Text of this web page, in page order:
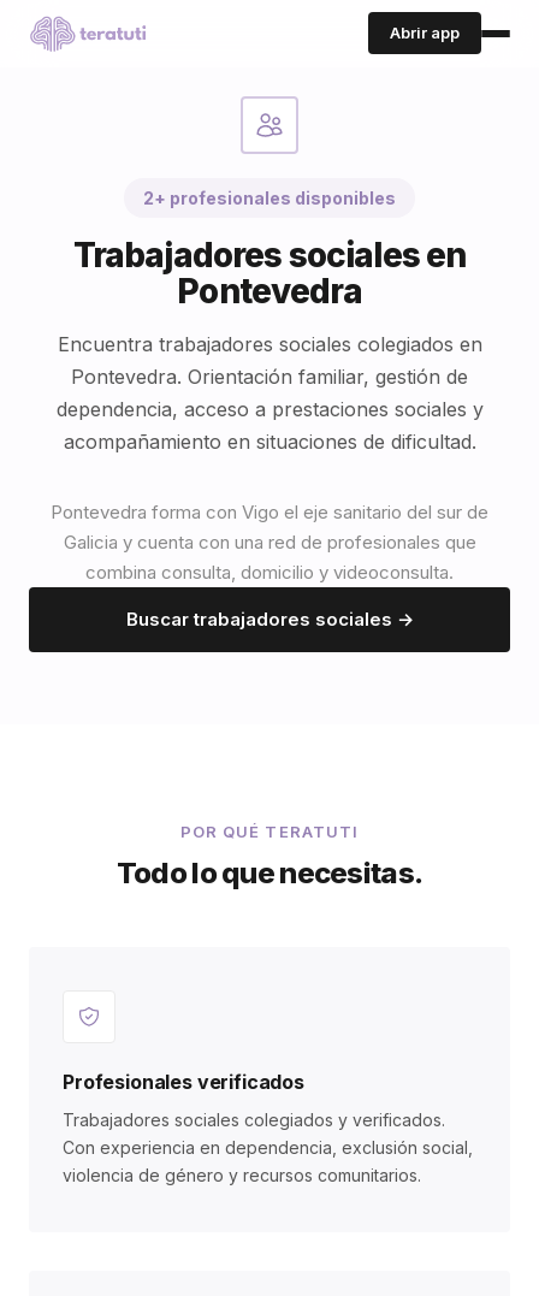
Abrir app
2+ profesionales disponibles
Trabajadores sociales en
Pontevedra
Encuentra trabajadores sociales colegiados en
Pontevedra. Orientación familiar, gestión de
dependencia, acceso a prestaciones sociales y
acompañamiento en situaciones de dificultad.
Pontevedra forma con Vigo el eje sanitario del sur de
Galicia y cuenta con una red de profesionales que
combina consulta, domicilio y videoconsulta.
Buscar trabajadores sociales →
POR QUÉ TERATUTI
Todo lo que necesitas.
Profesionales verificados
Trabajadores sociales colegiados y verificados.
Con experiencia en dependencia, exclusión social,
violencia de género y recursos comunitarios.